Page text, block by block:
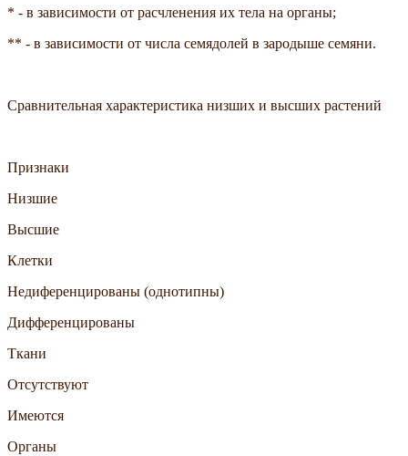
* - в зависимости от расчленения их тела на органы;
** - в зависимости от числа семядолей в зародыше семяни.
Сравнительная характеристика низших и высших растений
Признаки
Низшие
Высшие
Клетки
Недиференцированы (однотипны)
Дифференцированы
Ткани
Отсутствуют
Имеются
Органы